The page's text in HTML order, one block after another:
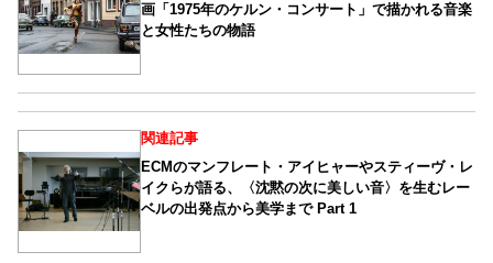
画「1975年のケルン・コンサート」で描かれる音楽
と女性たちの物語
関連記事
ECMのマンフレート・アイヒャーやスティーヴ・レ
イクらが語る、〈沈黙の次に美しい音〉を生むレー
ベルの出発点から美学まで Part 1